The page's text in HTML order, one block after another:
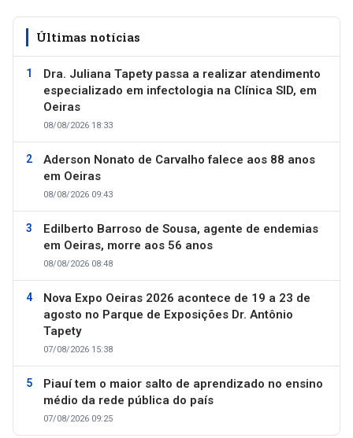
Últimas notícias
Dra. Juliana Tapety passa a realizar atendimento
especializado em infectologia na Clínica SID, em
Oeiras
08/08/2026 18:33
Aderson Nonato de Carvalho falece aos 88 anos
em Oeiras
08/08/2026 09:43
Edilberto Barroso de Sousa, agente de endemias
em Oeiras, morre aos 56 anos
08/08/2026 08:48
Nova Expo Oeiras 2026 acontece de 19 a 23 de
agosto no Parque de Exposições Dr. Antônio
Tapety
07/08/2026 15:38
Piauí tem o maior salto de aprendizado no ensino
médio da rede pública do país
07/08/2026 09:25